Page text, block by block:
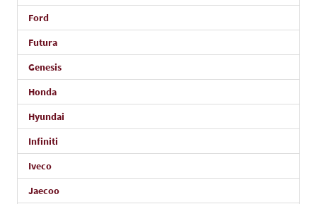
Ford
Futura
Genesis
Honda
Hyundai
Infiniti
Iveco
Jaecoo